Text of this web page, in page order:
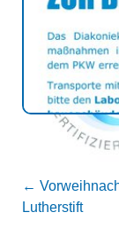
←
Lutherstift